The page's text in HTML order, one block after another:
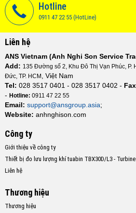
Hotline
0911 47 22 55 (HotLine)
Liên hệ
ANS Vietnam (Anh Nghi Son Service
Add: 135 Đường số 2, Khu Đô Thị Vạn Phúc, P.
Đức, TP. HCM
, Việt Nam
Tel: 028 3517 0401 - 028 3517 0402 -
- Hotline: 0911 47 22 55
Email: support@ansgroup.asia;
Website: anhnghison.com
Công ty
Giới thiệu về công ty
Thiết bị đo lưu lượng khí tuabin TBX30D/L3 -
Liên hệ
Thương hiệu
Thương hiệu